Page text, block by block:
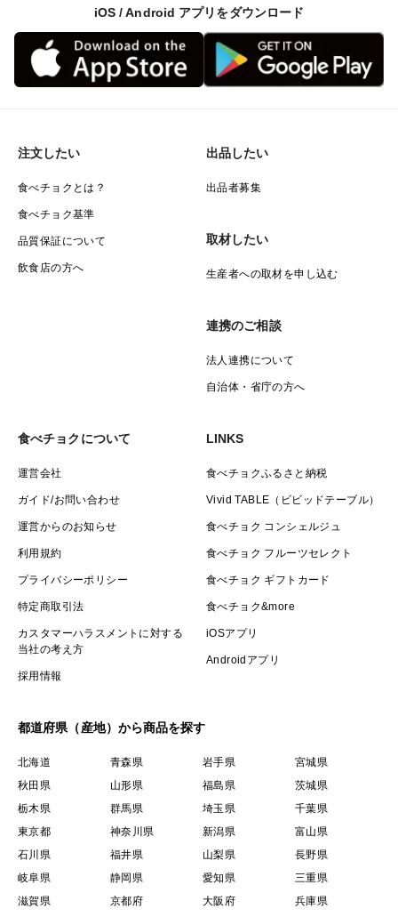
iOS / Android アプリをダウンロード
注文したい
食べチョクとは？
食べチョク基準
品質保証について
飲食店の方へ
出品したい
出品者募集
取材したい
生産者への取材を申し込む
連携のご相談
法人連携について
自治体・省庁の方へ
食べチョクについて
運営会社
ガイド/お問い合わせ
運営からのお知らせ
利用規約
プライバシーポリシー
特定商取引法
カスタマーハラスメントに対する
当社の考え方
採用情報
LINKS
食べチョクふるさと納税
Vivid TABLE（ビビッドテーブル）
食べチョク コンシェルジュ
食べチョク フルーツセレクト
食べチョク ギフトカード
食べチョク&more
iOSアプリ
Androidアプリ
都道府県（産地）から商品を探す
北海道 青森県 岩手県
宮城県
秋田県
山形県 福島県
茨城県
栃木県
群馬県 埼玉県
千葉県
東京都
神奈川県 新潟県
富山県
石川県
福井県 山梨県
長野県
岐阜県
静岡県 愛知県
三重県
滋賀県
京都府 大阪府 兵庫県